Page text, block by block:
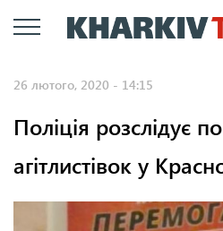
до
26 лютого, 2020 - 14:15
Поліція розслідує
агітлистівок у